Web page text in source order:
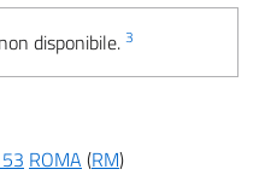
disponibile. 3
ROMA (RM)